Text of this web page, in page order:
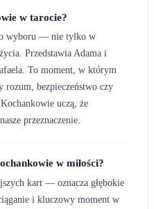
w tarocie?
wyboru — nie tylko w
Przedstawia Adama i
To moment, w którym
bezpieczeństwo czy
uczą, że
przeznaczenie.
w miłości?
kart — oznacza głębokie
i kluczowy moment w